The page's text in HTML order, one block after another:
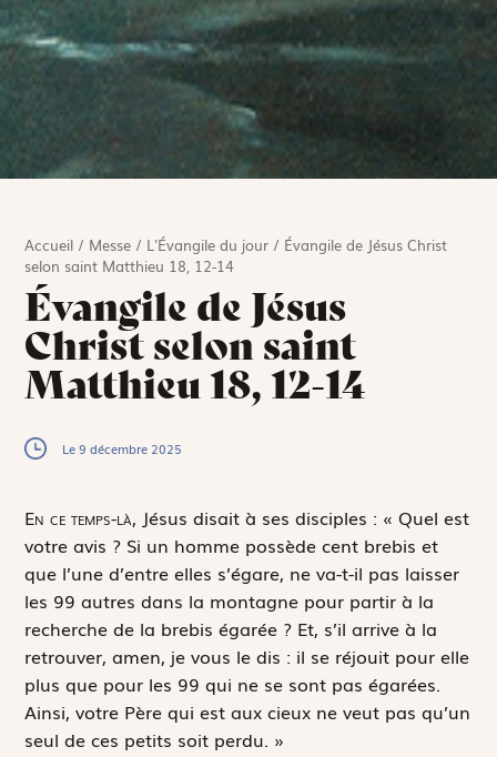
Accueil / Messe / L'Évangile du jour / Évangile de Jésus Christ
selon saint Matthieu 18, 12-14
Évangile de Jésus
Christ selon saint
Matthieu 18, 12-14
Le 9 décembre 2025
En ce temps-là, Jésus disait à ses disciples : « Quel est
votre avis ? Si un homme possède cent brebis et
que l’une d’entre elles s’égare, ne va-t-il pas laisser
les 99 autres dans la montagne pour partir à la
recherche de la brebis égarée ? Et, s’il arrive à la
retrouver, amen, je vous le dis : il se réjouit pour elle
plus que pour les 99 qui ne se sont pas égarées.
Ainsi, votre Père qui est aux cieux ne veut pas qu’un
seul de ces petits soit perdu. »